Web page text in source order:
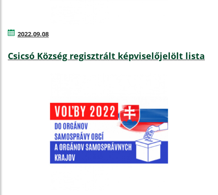
2022.09.08
Csicsó Község regisztrált képviselőjelölt lista